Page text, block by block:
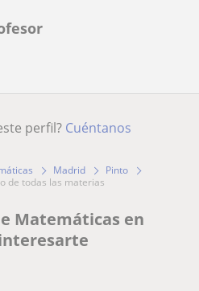
perfil? Cuéntanos
Madrid
Pinto
de todas las materias
Matemáticas en